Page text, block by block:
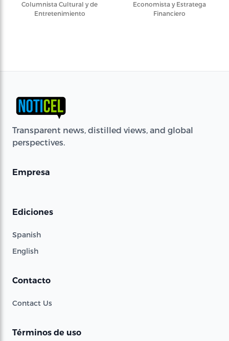
Columnista Cultural y de
Entretenimiento
Economista y Estratega
Financiero
Transparent news, distilled views, and global
perspectives.
Empresa
Ediciones
Spanish
English
Contacto
Contact Us
Términos de uso